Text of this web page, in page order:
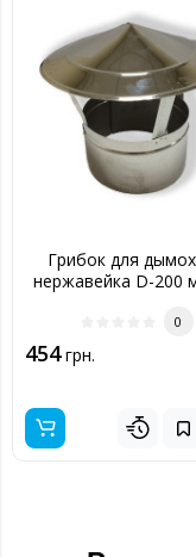
Грибок для
нержавейка D-200
0
454грн.